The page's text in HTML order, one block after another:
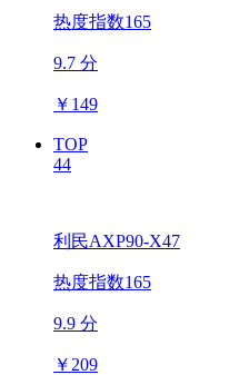
热度指数165
9.7 分
￥ 149
TOP
44
利民AXP90-X47
热度指数165
9.9 分
￥ 209